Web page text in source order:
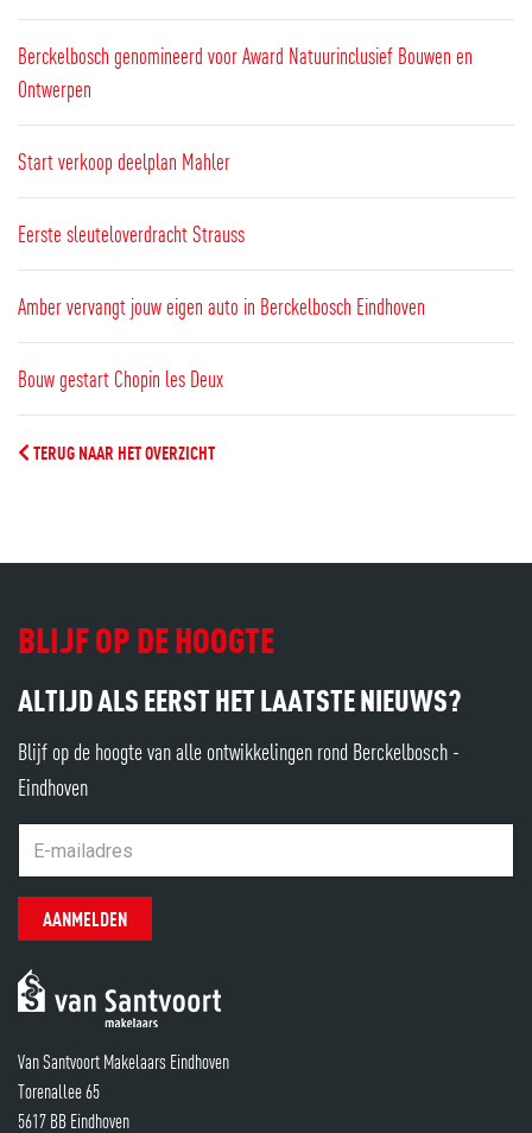
Berckelbosch genomineerd voor Award Natuurinclusief Bouwen en
Ontwerpen
Start verkoop deelplan Mahler
Eerste sleuteloverdracht Strauss
Amber vervangt jouw eigen auto in Berckelbosch Eindhoven
Bouw gestart Chopin les Deux
TERUG NAAR HET OVERZICHT
BLIJF OP DE HOOGTE
ALTIJD ALS EERST HET LAATSTE NIEUWS?
Blijf op de hoogte van alle ontwikkelingen rond Berckelbosch -
Eindhoven
AANMELDEN
Van Santvoort Makelaars Eindhoven
Torenallee 65
5617 BB Eindhoven